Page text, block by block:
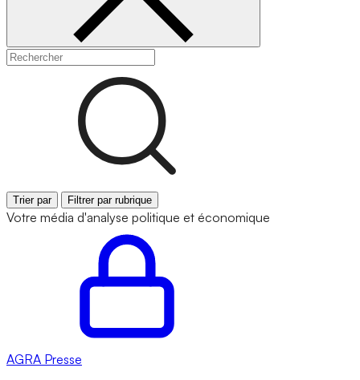
Trier par Filtrer par rubrique
Votre média d'analyse politique et économique
AGRA Presse